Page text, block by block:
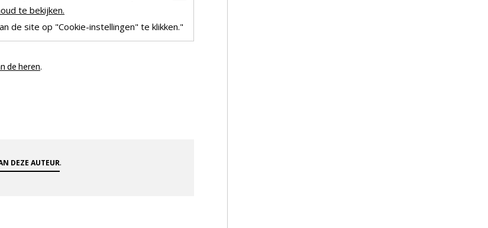
te bekijken.
de site op "Cookie-instellingen" te klikken."
de heren.
DEZE AUTEUR.